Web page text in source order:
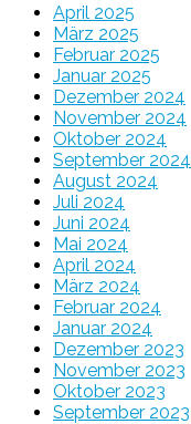
April 2025
März 2025
Februar 2025
Januar 2025
Dezember 2024
November 2024
Oktober 2024
September 2024
August 2024
Juli 2024
Juni 2024
Mai 2024
April 2024
März 2024
Februar 2024
Januar 2024
Dezember 2023
November 2023
Oktober 2023
September 2023